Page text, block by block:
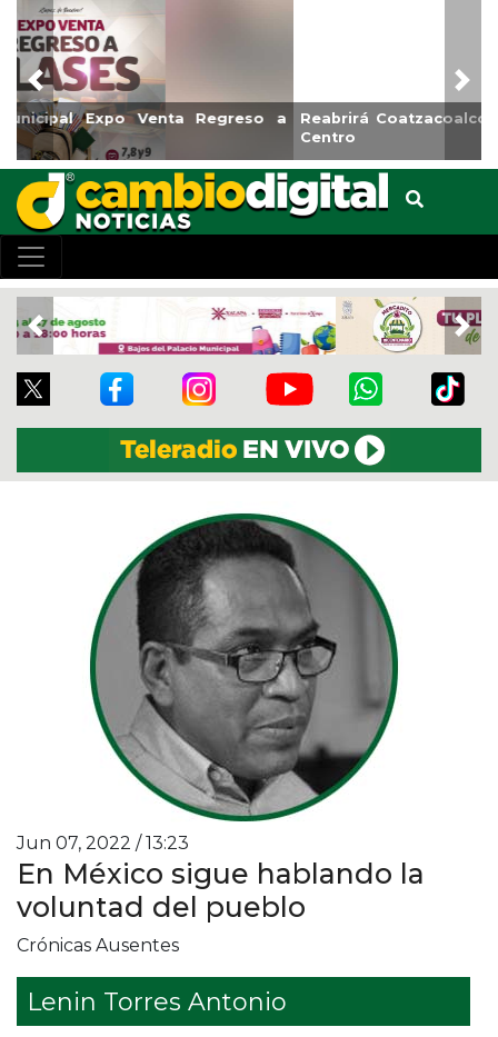
Reabrirá Coatzacoalcos la Alberca Semiolímpica Zona
Centro
Previous
Previous
Jun 07, 2022 / 13:23
En México sigue hablando la
voluntad del pueblo
Crónicas Ausentes
Lenin Torres Antonio